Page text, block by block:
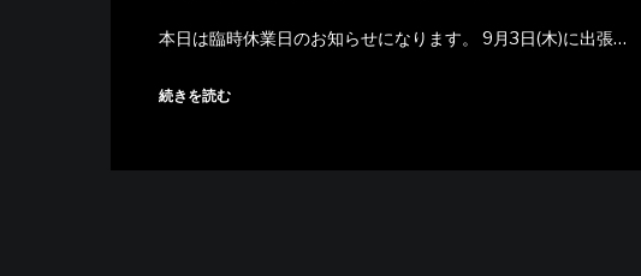
本日は臨時休業日のお知らせになります。 9月3日(木)に出張…
続きを読む